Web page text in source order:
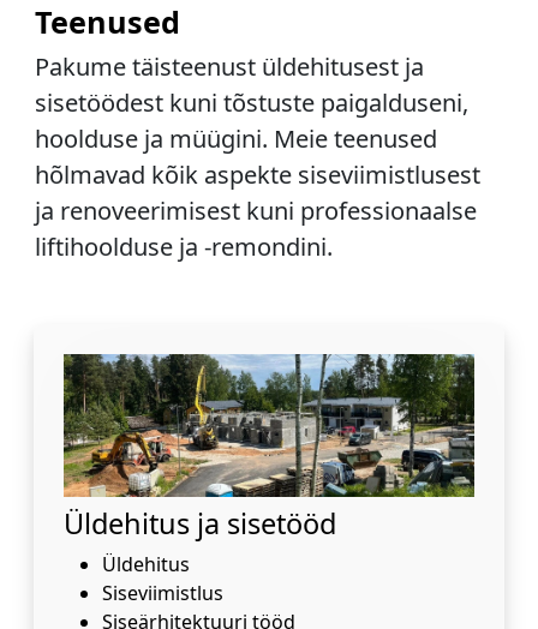
Teenused
Pakume täisteenust üldehitusest ja
sisetöödest kuni tõstuste paigalduseni,
hoolduse ja müügini. Meie teenused
hõlmavad kõik aspekte siseviimistlusest
ja renoveerimisest kuni professionaalse
liftihoolduse ja -remondini.
Üldehitus ja sisetööd
Üldehitus
Siseviimistlus
Siseärhitektuuri tööd